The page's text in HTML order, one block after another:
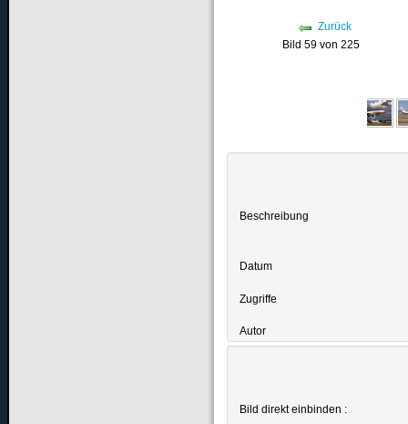
Zurück
Bild 59 von 225
Beschreibung
Datum
Zugriffe
Autor
Bild direkt einbinden :